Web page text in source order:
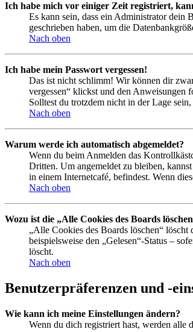
Ich habe mich vor einiger Zeit registriert,
Es kann sein, dass ein Administrator dein
geschrieben haben, um die
Nach oben
Ich habe mein Passwort vergessen!
Das ist nicht schlimm! Wir können dir
vergessen“ klickst und den Anweisungen
Solltest du trotzdem nicht in der Lage
Nach oben
Warum werde ich automatisch abgemeldet?
Wenn du beim Anmelden das
Dritten. Um angemeldet zu bleiben,
in einem Internetcafé, befindest. Wenn
Nach oben
Wozu ist die „Alle Cookies des Boards
„Alle Cookies des Boards löschen“
beispielsweise den „Gelesen“-Status –
löscht.
Nach oben
Benutzerpräferenzen und -
Wie kann ich meine Einstellungen ändern?
Wenn du dich registriert hast, werden alle